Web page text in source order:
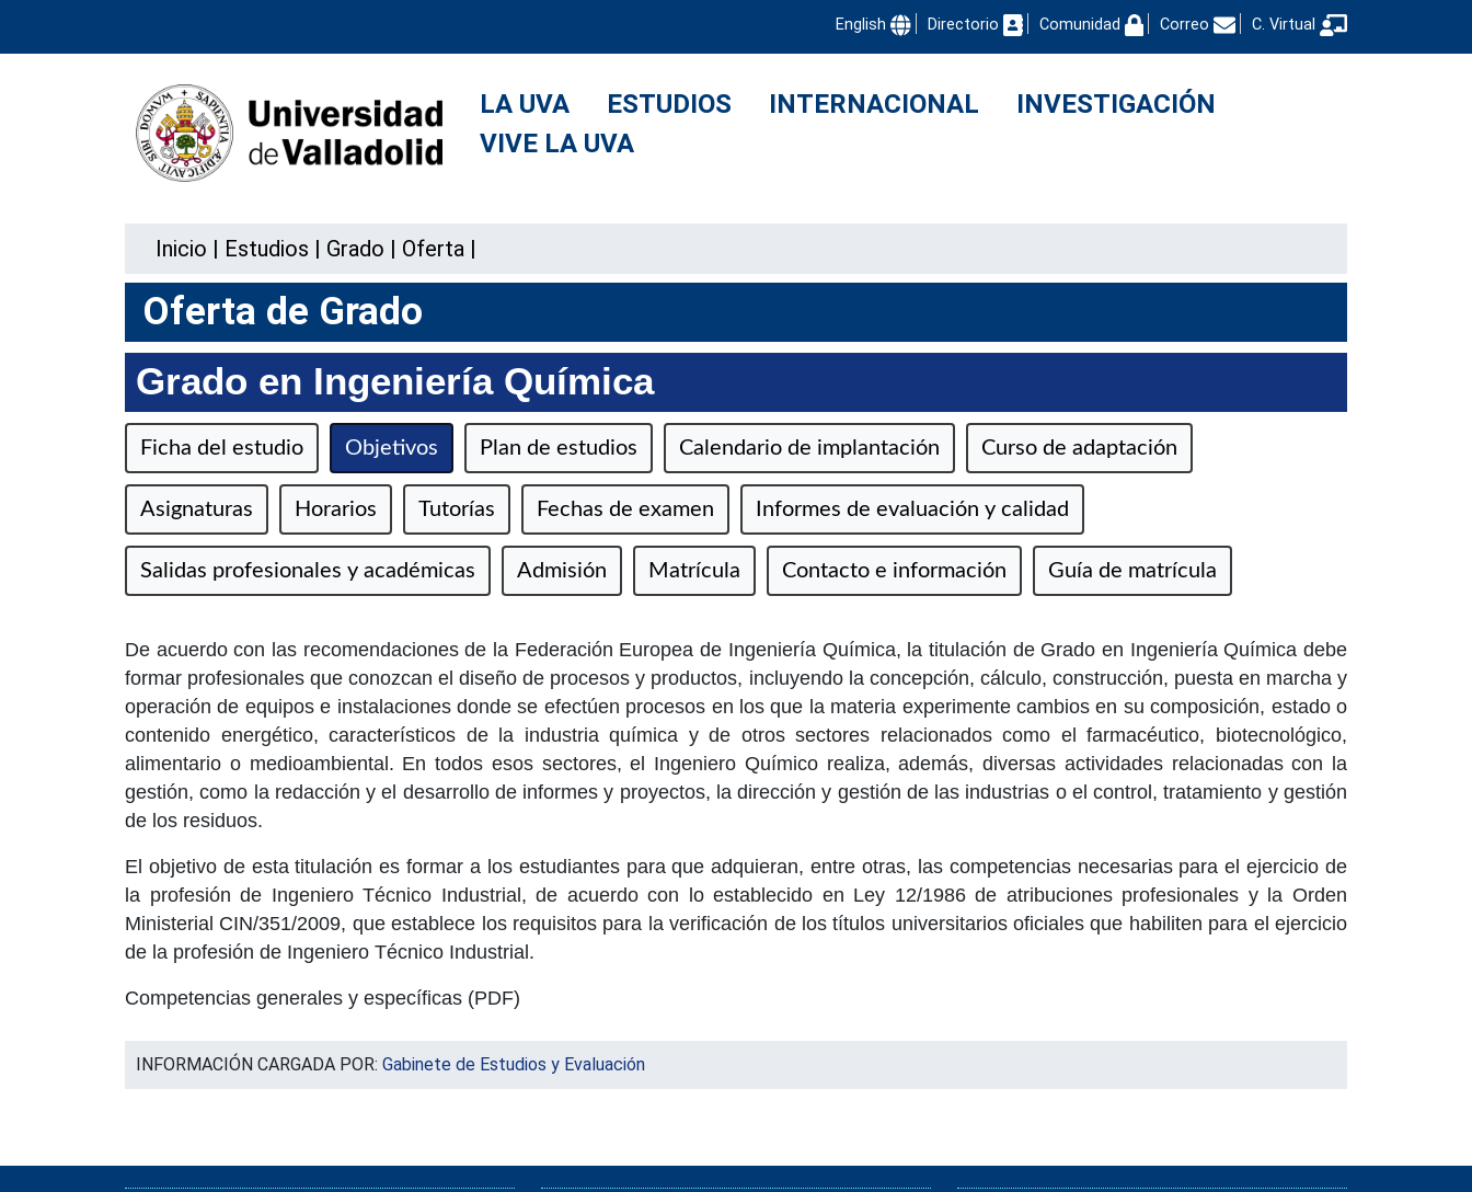
English Directorio Comunidad Correo C. Virtual
LA UVA ESTUDIOS INTERNACIONAL
INVESTIGACIÓN
VIVE LA UVA
Inicio | Estudios | Grado | Oferta |
Oferta de Grado
Grado en Ingeniería Química
Ficha del estudio Objetivos Plan de estudios Calendario de implantación Curso de adaptación
Asignaturas Horarios Tutorías Fechas de examen Informes de evaluación y calidad
Salidas profesionales y académicas Admisión Matrícula Contacto e información Guía de matrícula
De acuerdo con las recomendaciones de la Federación Europea de Ingeniería Química, la titulación de Grado en Ingeniería Química debe
formar profesionales que conozcan el diseño de procesos y productos, incluyendo la concepción, cálculo, construcción, puesta en marcha y
operación de equipos e instalaciones donde se efectúen procesos en los que la materia experimente cambios en su composición, estado o
contenido energético, característicos de la industria química y de otros sectores relacionados como el farmacéutico, biotecnológico,
alimentario o medioambiental. En todos esos sectores, el Ingeniero Químico realiza, además, diversas actividades relacionadas con la
gestión, como la redacción y el desarrollo de informes y proyectos, la dirección y gestión de las industrias o el control, tratamiento y gestión
de los residuos.
El objetivo de esta titulación es formar a los estudiantes para que adquieran, entre otras, las competencias necesarias para el ejercicio de
la profesión de Ingeniero Técnico Industrial, de acuerdo con lo establecido en Ley 12/1986 de atribuciones profesionales y la Orden
Ministerial CIN/351/2009, que establece los requisitos para la verificación de los títulos universitarios oficiales que habiliten para el ejercicio
de la profesión de Ingeniero Técnico Industrial.
Competencias generales y específicas (PDF)
INFORMACIÓN CARGADA POR: Gabinete de Estudios y Evaluación